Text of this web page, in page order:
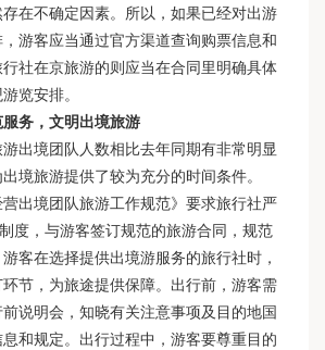
在不确定因素。所以，如果已经对出游
游客应当通过官方渠道查询购票信息和
社在京旅游的则应当在合同里明确具体
览安排。
服务，文明出境旅游
出境团队人数相比去年同期有非常明显
境旅游提供了较为充分的时间条件。
营出境团队旅游工作规范》要求旅行社严
度，与游客签订规范的旅游合同，规范
客在选择提供出境游服务的旅行社时，
节，为旅途提供保障。出行前，游客需
说明会，知晓有关注意事项及目的地国
和规定。出行过程中，游客要尊重目的